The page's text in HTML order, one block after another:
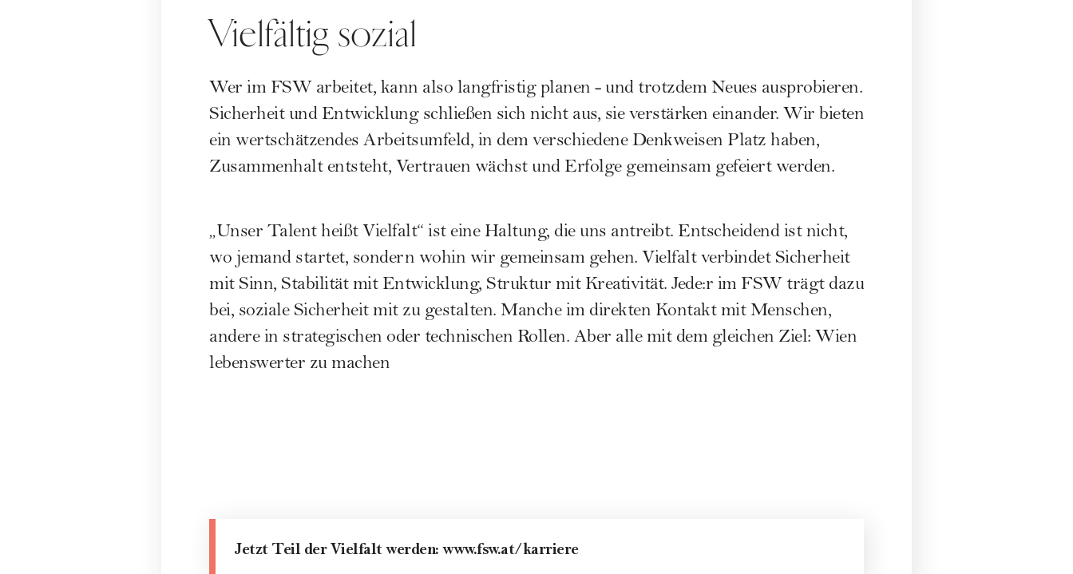
Vielfältig sozial
Wer im FSW arbeitet, kann also langfristig planen - und trotzdem Neues ausprobieren.
Sicherheit und Entwicklung schließen sich nicht aus, sie verstärken einander. Wir bieten
ein wertschätzendes Arbeitsumfeld, in dem verschiedene Denkweisen Platz haben,
Zusammenhalt entsteht, Vertrauen wächst und Erfolge gemeinsam gefeiert werden.
„Unser Talent heißt Vielfalt“ ist eine Haltung, die uns antreibt. Entscheidend ist nicht,
wo jemand startet, sondern wohin wir gemeinsam gehen. Vielfalt verbindet Sicherheit
mit Sinn, Stabilität mit Entwicklung, Struktur mit Kreativität. Jede:r im FSW trägt dazu
bei, soziale Sicherheit mit zu gestalten. Manche im direkten Kontakt mit Menschen,
andere in strategischen oder technischen Rollen. Aber alle mit dem gleichen Ziel: Wien
lebenswerter zu machen
Jetzt Teil der Vielfalt werden: www.fsw.at/karriere